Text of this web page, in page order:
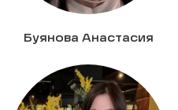
Буянова Анастасия